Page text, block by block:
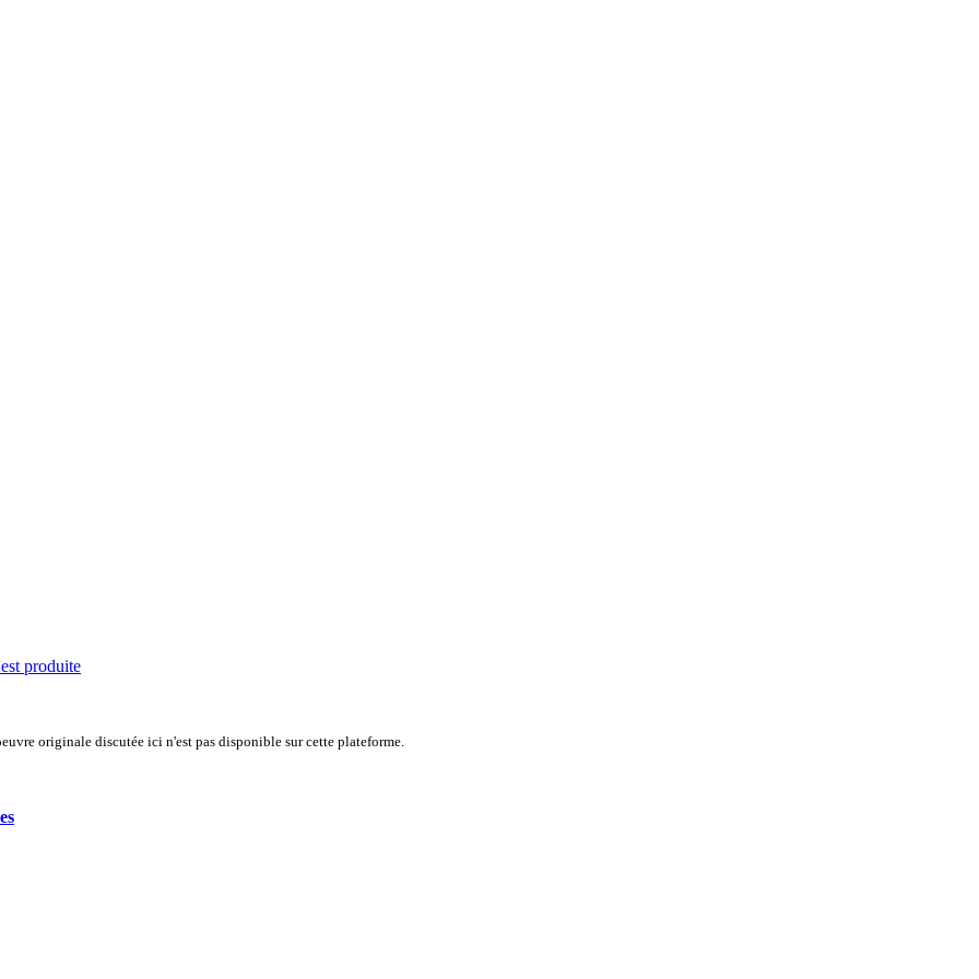
produite
originale discutée ici n'est pas disponible sur cette plateforme.